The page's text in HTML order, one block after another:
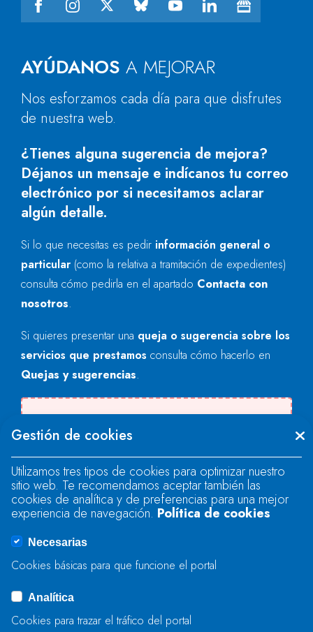
AYÚDANOS A MEJORAR
Nos esforzamos cada día para que disfrutes
de nuestra web.
¿Tienes alguna sugerencia de mejora?
Déjanos un mensaje e indícanos tu correo
electrónico por si necesitamos aclarar
algún detalle.
Si lo que necesitas es pedir información general o
particular (como la relativa a tramitación de expedientes)
consulta cómo pedirla en el apartado Contacta con
nosotros.
Si quieres presentar una queja o sugerencia sobre los
servicios que prestamos consulta cómo hacerlo en
Quejas y sugerencias.
"text".
Se produjo un error al cargar el campo
"text".
Se produjo un error al cargar el campo
Gestión de cookies
Utilizamos tres tipos de cookies para optimizar nuestro
sitio web. Te recomendamos aceptar también las
cookies de analítica y de preferencias para una mejor
experiencia de navegación. Política de cookies
Necesarias
Cookies básicas para que funcione el portal
Analítica
Cookies para trazar el tráfico del portal